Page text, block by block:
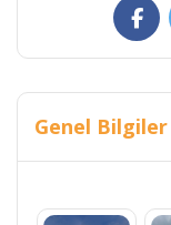
Genel Bilgiler